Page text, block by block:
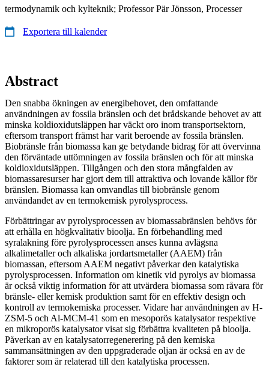
termodynamik och kylteknik; Professor Pär Jönsson, Processer
Exportera till kalender
Abstract
Den snabba ökningen av energibehovet, den omfattande
användningen av fossila bränslen och det brådskande behovet av att
minska koldioxidutsläppen har väckt oro inom transportsektorn,
eftersom transport främst har varit beroende av fossila bränslen.
Biobränsle från biomassa kan ge betydande bidrag för att övervinna
den förväntade uttömningen av fossila bränslen och för att minska
koldioxidutsläppen. Tillgången och den stora mångfalden av
biomassaresurser har gjort dem till attraktiva och lovande källor för
bränslen. Biomassa kan omvandlas till biobränsle genom
användandet av en termokemisk pyrolysprocess.
Förbättringar av pyrolysprocessen av biomassabränslen behövs för
att erhålla en högkvalitativ bioolja. En förbehandling med
syralakning före pyrolysprocessen anses kunna avlägsna
alkalimetaller och alkaliska jordartsmetaller (AAEM) från
biomassan, eftersom AAEM negativt påverkar den katalytiska
pyrolysprocessen. Information om kinetik vid pyrolys av biomassa
är också viktig information för att utvärdera biomassa som råvara för
bränsle- eller kemisk produktion samt för en effektiv design och
kontroll av termokemiska processer. Vidare har användningen av H-
ZSM-5 och Al-MCM-41 som en mesoporös katalysator respektive
en mikroporös katalysator visat sig förbättra kvaliteten på bioolja.
Påverkan av en katalysatorregenerering på den kemiska
sammansättningen av den uppgraderade oljan är också en av de
faktorer som är relaterad till den katalytiska processen.